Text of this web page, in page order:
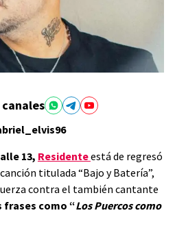
13, Residenteestá de regresó
titulada “Bajo y Batería”,
contra el también cantante
como “Los Puercos como